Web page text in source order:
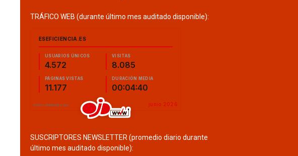
TRÁFICO WEB (durante último mes auditado disponible):
SUSCRIPTORES NEWSLETTER (promedio diario durante
último mes auditado disponible):